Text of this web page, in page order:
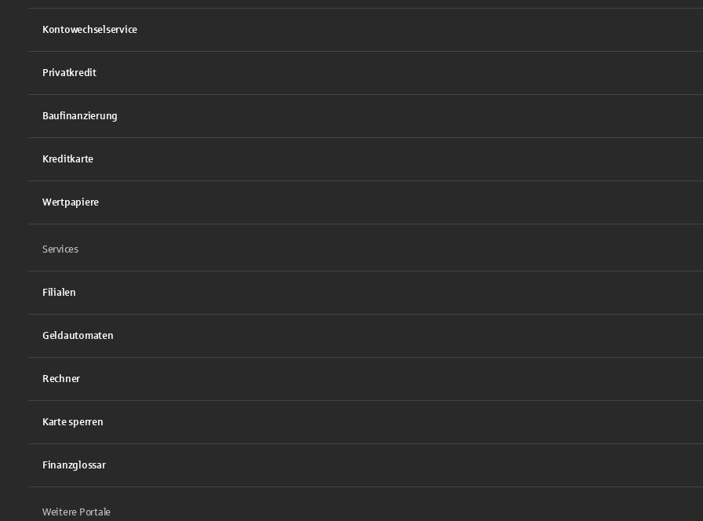
Kontowechselservice
Privatkredit
Baufinanzierung
Kreditkarte
Wertpapiere
Services
Filialen
Geldautomaten
Rechner
Karte sperren
Finanzglossar
Weitere Portale